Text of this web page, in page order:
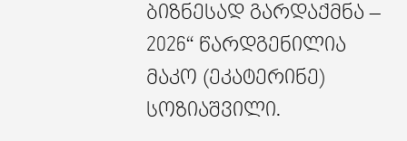
ბიზნესად გარდაქმნა –
2026“ წარდგენილია
მაკო (ეკატერინე)
სოზიაშვილი.